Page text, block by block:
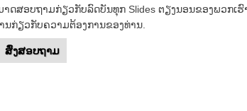
າດສອບຖາມກ່ຽວກັບລົດບັນທຸກ Slides ຕຽງນອນຂອງພວກເຮົ
ນກ່ຽວກັບຄວາມຕ້ອງການຂອງທ່ານ.
ສົ່ງສອບຖາມ